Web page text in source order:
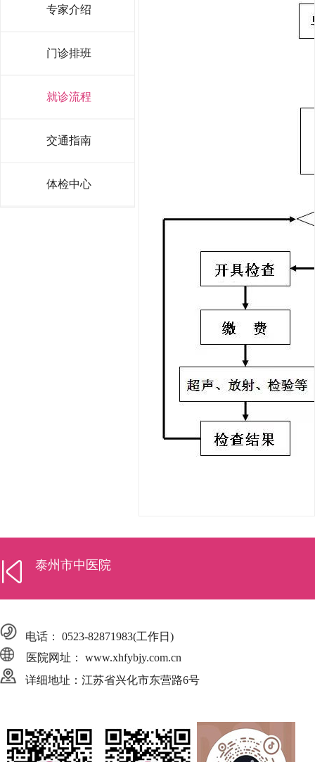
专家介绍
门诊排班
就诊流程
交通指南
体检中心
泰州市中医院
电话： 0523-82871983(工作日)
医院网址： www.xhfybjy.com.cn
详细地址：江苏省兴化市东营路6号